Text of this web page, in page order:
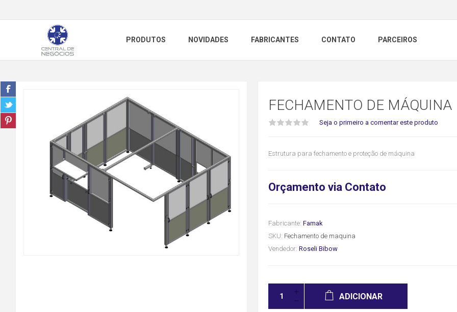
PRODUTOS NOVIDADES FABRICANTES CONTATO PARCEIROS
FECHAMENTO DE MÁQUINA
Seja o primeiro a comentar este produto
Estrutura para fechamento e proteção de máquina
Orçamento via Contato
Fabricante: Famak
SKU: Fechamento de maquina
Vendedor: Roseli Bibow
ADICIONAR